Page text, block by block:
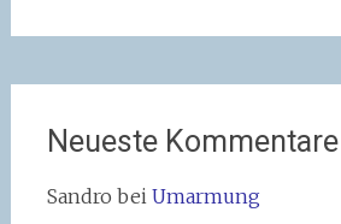
Neueste Kommentare
Sandro bei Umarmung